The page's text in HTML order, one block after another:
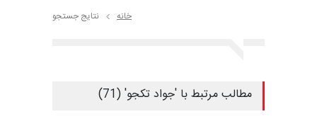
خانه نتایج جستجو
مطالب مرتبط با 'جواد تکجو' (71)